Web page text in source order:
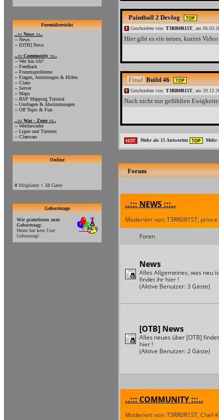
Forenübersicht
..::: News :::..
-- News
-- [OTB] News
..::: Community :::..
-- Wer bin ich?
-- Feedback
-- Forumsprobleme
-- Fragen, Anleitungen & Hilfen
-- Clans
-- Server
-- Maps
-- BSP Mapping Tutorial
-- Umfragen & Abstimmungen
-- Off Topic & Fun
..::: War - Zone :::..
-- Wettbewerbe
-- Ligen und Turniere
-- Clanwars
Online
0Mitglieder + 33Gäste
Geburtstage
Wir gratulieren zum
Geburtstag:
Heute hat kein User
Geburtstag!
Paintball 2 Devlog
Geschrieben von: T3RR0R15T, am
Hier gibt es ein neues, kurzes
Final Build 46
Geschrieben von: T3RR0R15T, am
Nach nicht nur gefühlten
Mehr als 15 Antworten Mehr
Forum
..::: NEWS :::..
Moderiert von: T3RR0R15T, prince
Foren
News
Alles Allgemeines, was neu
findet ihr hier !
(Aktive Benutzer: 3 Gäste)
[OTB] News
Alles neues über [OTB]
hier !
(Aktive Benutzer: 2 Gäste)
..::: COMMUNITY :::..
Moderiert von: T3RR0R15T, Chef-